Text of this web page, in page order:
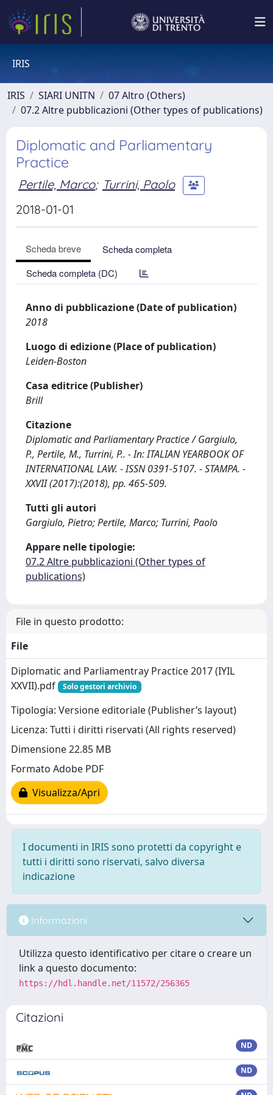
IRIS
IRIS SIARI UNITN
07 Altro (Others)
07.2 Altre pubblicazioni (Other types of publications)
Diplomatic and Parliamentary
Practice
Pertile, Marco; Turrini, Paolo
2018-01-01
Scheda breve
Scheda completa
Scheda completa (DC)
Anno di pubblicazione (Date of publication)
2018
Luogo di edizione (Place of publication)
Leiden-Boston
Casa editrice (Publisher)
Brill
Citazione
Diplomatic and Parliamentary Practice / Gargiulo,
P., Pertile, M., Turrini, P.. - In: ITALIAN YEARBOOK OF
INTERNATIONAL LAW. - ISSN 0391-5107. - STAMPA. -
XXVII (2017):(2018), pp. 465-509.
Tutti gli autori
Gargiulo, Pietro; Pertile, Marco; Turrini, Paolo
Appare nelle tipologie:
07.2 Altre pubblicazioni (Other types of
publications)
File in questo prodotto:
File
Diplomatic and Parliamentray Practice 2017 (IYIL
XXVII).pdf
Solo gestori archivio
Tipologia: Versione editoriale (Publisher’s layout)
Licenza: Tutti i diritti riservati (All rights reserved)
Dimensione 22.85 MB
Formato Adobe PDF
Visualizza/Apri
I documenti in IRIS sono protetti da copyright e
tutti i diritti sono riservati, salvo diversa
indicazione
Informazioni
Utilizza questo identificativo per citare o creare un
link a questo documento:
https://hdl.handle.net/11572/256365
Citazioni
ND
ND